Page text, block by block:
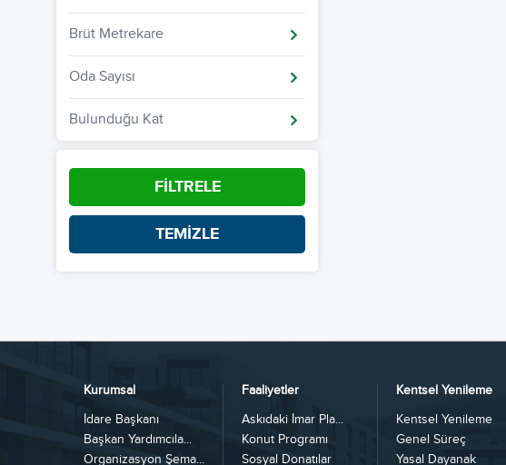
Brüt Metrekare
Oda Sayısı
Bulunduğu Kat
FİLTRELE
TEMİZLE
Kurumsal
İdare Başkanı
Başkan Yardımcıla...
Organizasyon Şema...
Faaliyetler
Askıdaki İmar Pla...
Konut Programı
Sosyal Donatılar
Kentsel Yenileme
Kentsel Yenileme
Genel Süreç
Yasal Dayanak